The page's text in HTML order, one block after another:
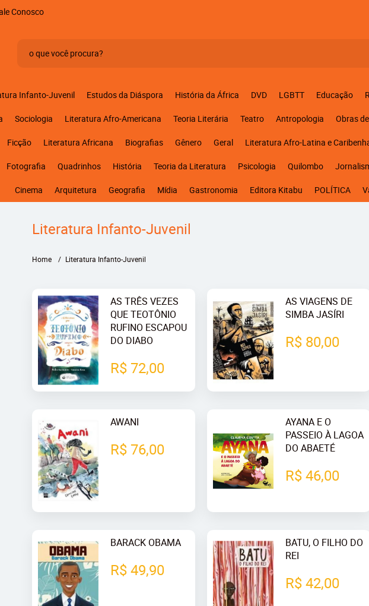
Conosco
Infanto-Juvenil Estudos da Diáspora História da África DVD LGBTT Educação
Sociologia Literatura Afro-Americana Teoria Literária Teatro Antropologia Obras
Ficção Literatura Africana Biografias Gênero Geral Literatura Afro-Latina e
Fotografia Quadrinhos História Teoria da Literatura Psicologia Quilombo
Cinema Arquitetura Geografia Mídia Gastronomia Editora Kitabu POLÍTICA
Literatura Infanto-Juvenil
Home Literatura Infanto-Juvenil
AS TRÊS VEZES
QUE TEOTÔNIO
RUFINO ESCAPOU
DO DIABO
R$ 72,00
AS VIAGENS DE
SIMBA JASÍRI
R$ 80,00
AWANI
R$ 76,00
AYANA E O
PASSEIO À LAGOA
DO ABAETÉ
R$ 46,00
BARACK OBAMA
R$ 49,90
BATU, O FILHO DO
REI
R$ 42,00